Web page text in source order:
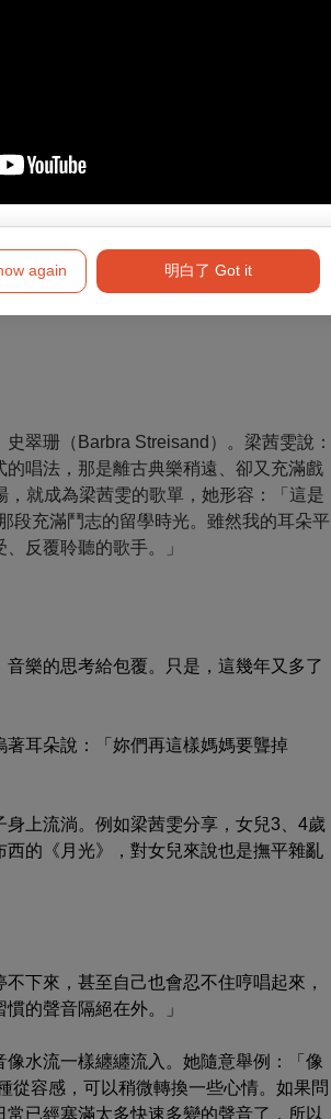
again 明白了 Got it
翠珊（Barbra Streisand）。梁茜雯說：
的唱法，那是離古典樂稍遠、卻又充滿戲
就成為梁茜雯的歌單，她形容：「這是
段充滿鬥志的留學時光。雖然我的耳朵平
反覆聆聽的歌手。」
樂的思考給包覆。只是，這幾年又多了
耳朵說：「妳們再這樣媽媽要聾掉
上流淌。例如梁茜雯分享，女兒3、4歲
的《月光》，對女兒來說也是撫平雜亂
下來，甚至自己也會忍不住哼唱起來，
的聲音隔絕在外。」
水流一樣纏纏流入。她隨意舉例：「像
從容感，可以稍微轉換一些心情。如果問
已經塞滿太多快速多變的聲音了，所以